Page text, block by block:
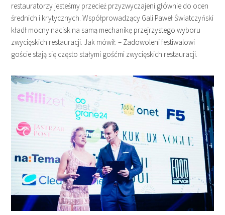
restauratorzy jesteśmy przecież przyzwyczajeni głównie do ocen
średnich i krytycznych. Współprowadzący Gali Paweł Światczyński
kładł mocny nacisk na samą mechanikę przejrzystego wyboru
zwycięskich restauracji. Jak mówił: – Zadowoleni festiwalowi
goście stają się często stałymi gośćmi zwycięskich restauracji.